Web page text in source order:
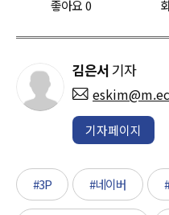
좋아요0
김은서 기자
기자페이지
#3P #네이버